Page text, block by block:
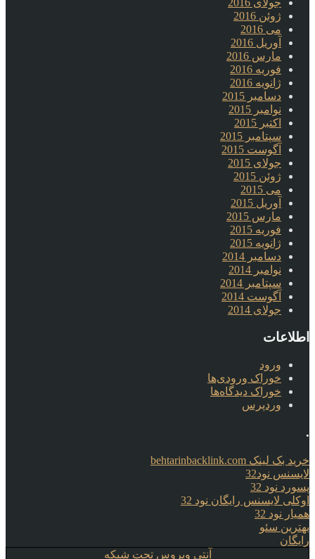
جولای 2016
ژوئن 2016
می 2016
آوریل 2016
مارس 2016
فوریه 2016
ژانویه 2016
دسامبر 2015
نوامبر 2015
اکتبر 2015
سپتامبر 2015
آگوست 2015
جولای 2015
ژوئن 2015
می 2015
آوریل 2015
مارس 2015
فوریه 2015
ژانویه 2015
دسامبر 2014
نوامبر 2014
سپتامبر 2014
آگوست 2014
جولای 2014
اطلاعات
ورود
خوراک ورودی‌ها
خوراک دیدگاه‌ها
وردپرس
.
خرید بک لینک behtarinbacklink.com
لایسنس نود32
پسورد نود 32
اوکلی لایسنس رایگان نود 32
همیار نود 32
بهترین سئو
رایگان
آنتی ویروس تحت شبکه